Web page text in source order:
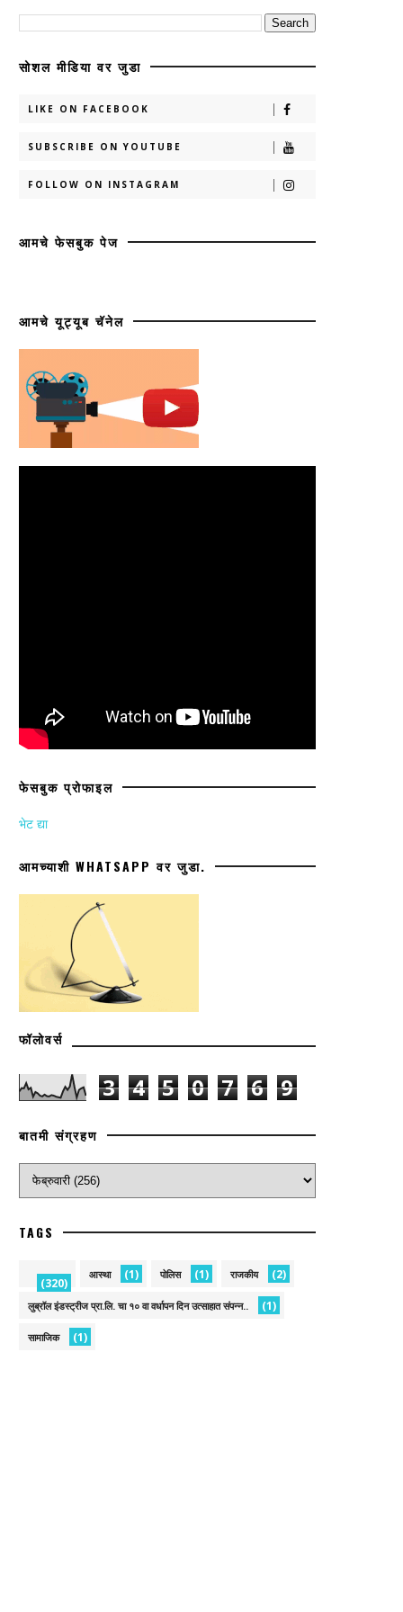
सोशल मीडिया वर जुडा
LIKE ON FACEBOOK
SUBSCRIBE ON YOUTUBE
FOLLOW ON INSTAGRAM
आमचे फेसबुक पेज
आमचे यूट्यूब चॅनेल
फेसबुक प्रोफाइल
भेट द्या
आमच्याशी WHATSAPP वर जुडा.
फॉलोवर्स
3 4 5 0 7 6 9
बातमी संग्रहण
TAGS
(320)
आस्था (1) पोलिस (1) राजकीय (2)
लुब्रॉल इंडस्ट्रीज प्रा.लि. चा १० वा वर्धापन दिन उत्साहात संपन्न.. (1)
सामाजिक (1)